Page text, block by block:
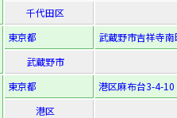
千代田区
東京都
武蔵野市吉祥寺
武蔵野市
東京都
港区麻布台3-4-10
港区